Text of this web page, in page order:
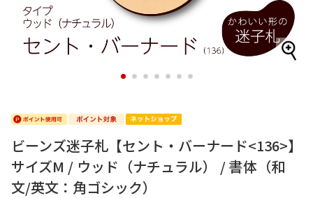
1 2 3 4 5 6 7
ビーンズ迷子札【セント・バーナード<136>】
サイズM / ウッド（ナチュラル） / 書体（和
文/英文：角ゴシック）